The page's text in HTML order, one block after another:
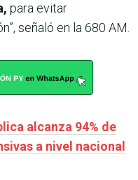
para evitar
señaló en la 680 AM.
alcanza 94% de
a nivel nacional